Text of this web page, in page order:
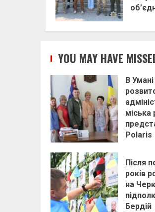
YOU MAY HAVE
В
міська
Polaris
Після
років
на
Бердій